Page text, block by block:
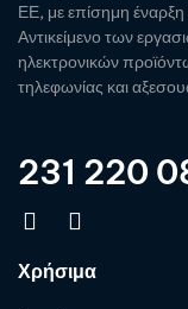
ΕΕ, με επίσημη
Αντικείμενο των
ηλεκτρονικών
τηλεφωνίας και
231 220
Χρήσιμα